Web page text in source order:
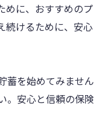
めに、おすすめのプ
続けるために、安心
蓄を始めてみません
。安心と信頼の保険